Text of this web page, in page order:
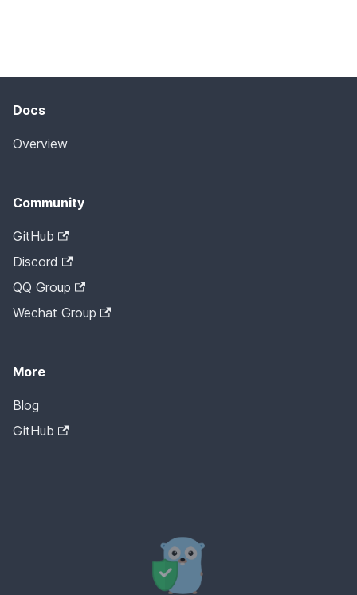
Docs
Overview
Community
GitHub
Discord
QQ Group
Wechat Group
More
Blog
GitHub